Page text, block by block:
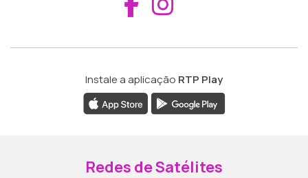
Instale a aplicação RTP Play
Redes de Satélites